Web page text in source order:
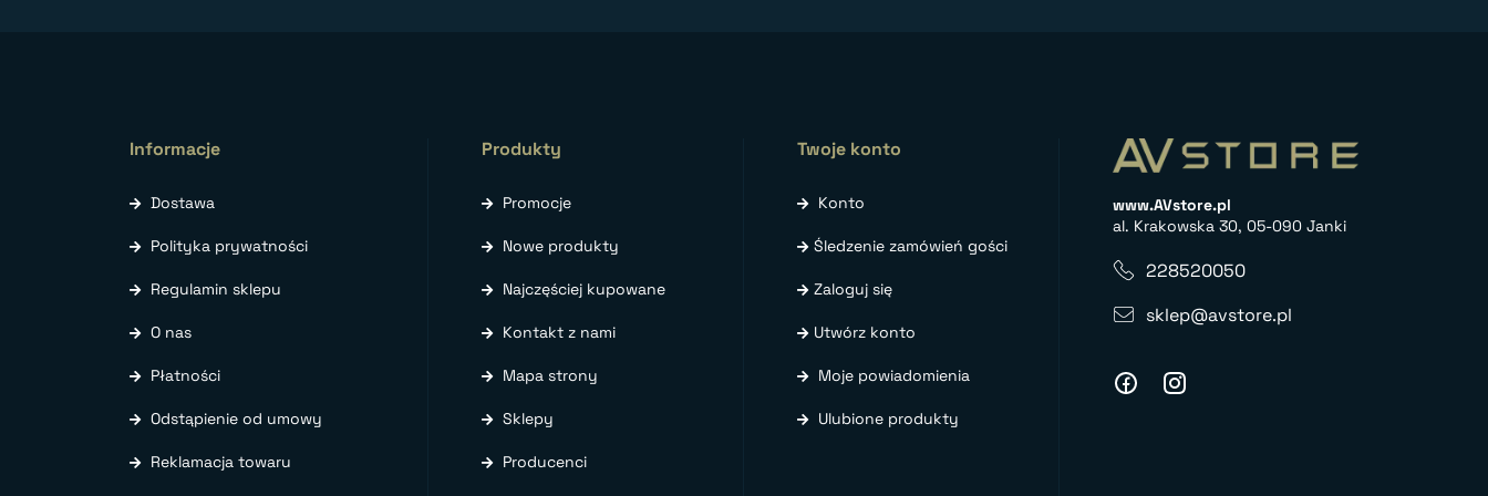
Informacje
Dostawa
Polityka prywatności
Regulamin sklepu
O nas
Płatności
Odstąpienie od umowy
Reklamacja towaru
Produkty
Promocje
Nowe produkty
Najczęściej kupowane
Kontakt z nami
Mapa strony
Sklepy
Producenci
Twoje konto
Konto
Śledzenie zamówień gości
Zaloguj się
Utwórz konto
Moje powiadomienia
Ulubione produkty
www.AVstore.pl
al. Krakowska 30, 05-090 Janki
228520050
sklep@avstore.pl